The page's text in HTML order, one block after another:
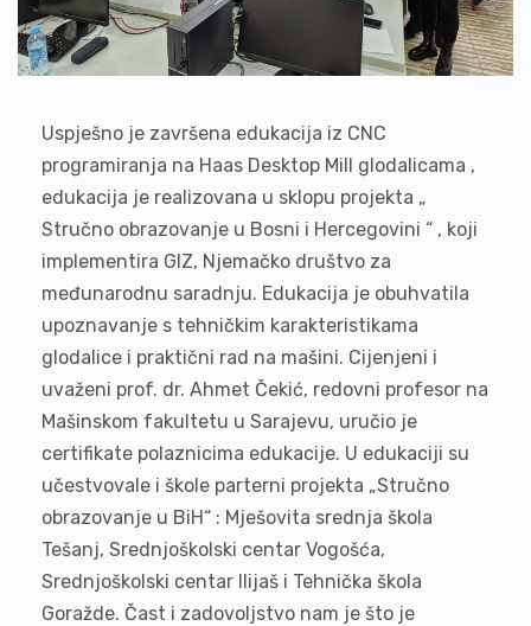
Uspješno je završena edukacija iz CNC
programiranja na Haas Desktop Mill glodalicama ,
edukacija je realizovana u sklopu projekta „
Stručno obrazovanje u Bosni i Hercegovini “ , koji
implementira GIZ, Njemačko društvo za
međunarodnu saradnju. Edukacija je obuhvatila
upoznavanje s tehničkim karakteristikama
glodalice i praktični rad na mašini. Cijenjeni i
uvaženi prof. dr. Ahmet Čekić, redovni profesor na
Mašinskom fakultetu u Sarajevu, uručio je
certifikate polaznicima edukacije. U edukaciji su
učestvovale i škole parterni projekta „Stručno
obrazovanje u BiH“ : Mješovita srednja škola
Tešanj, Srednjoškolski centar Vogošća,
Srednjoškolski centar Ilijaš i Tehnička škola
Goražde. Čast i zadovoljstvo nam je što je